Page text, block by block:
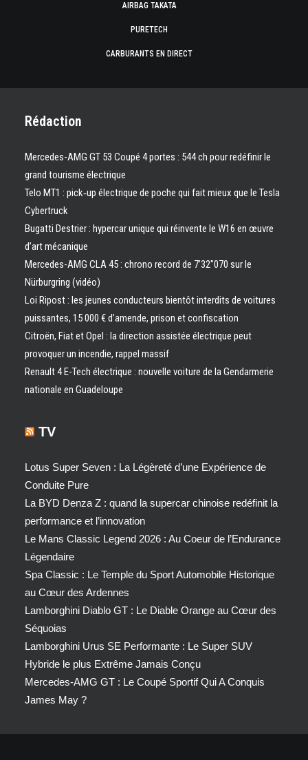
AIRBAG TAKATA
PURETECH
CARBURANTS EN DIRECT
Rédaction
Mercedes-AMG GT 53 Coupé 4 portes : 544 ch pour redéfinir le
grand tourisme électrique
Telo MT1 : pick‑up électrique de poche qui fait mieux que le Tesla
Cybertruck
Bugatti Destrier : hypercar unique qui réinvente le W16 en œuvre
d’art mécanique
Mercedes-AMG CLA 45 : chrono record de 7’32″070 sur le
Nürburgring (vidéo)
Loi Ripost : les jeunes conducteurs bientôt interdits de voitures
puissantes, 15 000 € d’amende, prison et confiscation
Citroën, Fiat et Opel : la direction assistée électrique peut
provoquer un incendie, rappel massif
Renault 4 E-Tech électrique : nouvelle voiture de la Gendarmerie
nationale en Guadeloupe
TV
Lotus Super Seven : La Légèreté d’une Expérience de
Conduite Pure
La BYD Denza Z : quand la supercar chinoise redéfinit la
performance et l’innovation
Le Mans Classic Legend 2026 : Au Coeur de l’Endurance
Légendaire
Spa Classic : Le Temple du Sport Automobile Historique
au Cœur des Ardennes
Lamborghini Diablo GT : Le Diable Orange au Cœur des
Séquoias
Lamborghini Urus SE Performante : Le Super SUV
Hybride le plus Extrême Jamais Conçu
Mercedes-AMG GT : Le Coupé Sportif Qui A Conquis
James May ?